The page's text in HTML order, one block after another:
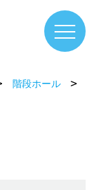
階段ホール